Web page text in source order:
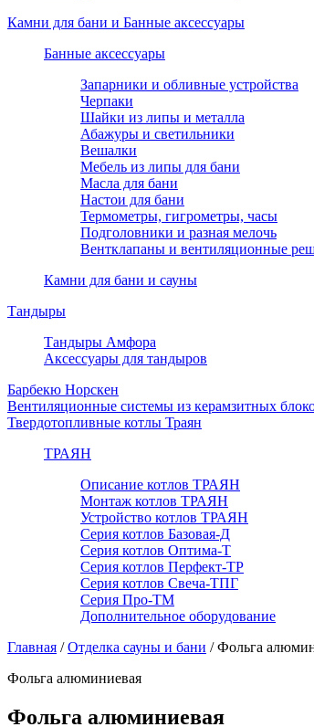
Камни для бани и Банные аксессуары
Банные аксессуары
Запарники и обливные устройства
Черпаки
Шайки из липы и металла
Абажуры и светильники
Вешалки
Мебель из липы для бани
Масла для бани
Настои для бани
Термометры, гигрометры, часы
Подголовники и разная мелочь
Вентклапаны и вентиляционные
Камни для бани и сауны
Тандыры
Тандыры Амфора
Аксессуары для тандыров
Барбекю Норскен
Вентиляционные системы из керамзитных
Твердотопливные котлы Траян
ТРАЯН
Описание котлов ТРАЯН
Монтаж котлов ТРАЯН
Устройство котлов ТРАЯН
Серия котлов Базовая-Д
Серия котлов Оптима-Т
Серия котлов Перфект-ТР
Серия котлов Свеча-ТПГ
Серия Про-ТМ
Дополнительное оборудование
Главная /Отделка сауны и бани /Фольга
Фольга алюминиевая
Фольга алюминиевая